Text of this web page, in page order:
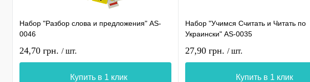
Набор "Разбор слова и предложения" AS-
0046
24,70 грн. / шт.
Купить в 1 клик
Набор "Учимся Считать и Читать по
Украински" AS-0035
27,90 грн. / шт.
Купить в 1 клик